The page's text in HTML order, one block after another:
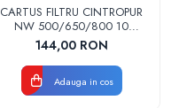
CARTUS FILTRU CINTROPUR
NW 500/650/800 10
MICRONI MANSOANE
FILTRARE SET 5BUC
144,00 RON
Adauga in cos